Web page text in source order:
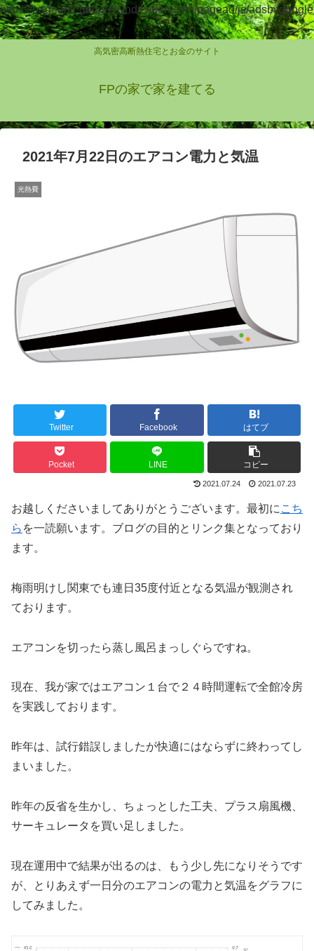
https://pagead2.googlesyndication.com/pagead/js/adsbygoogle
.js
高気密高断熱住宅とお金のサイト
FPの家で家を建てる
2021年7月22日のエアコン電力と気温
光熱費
Twitter Facebook はてブ
Pocket LINE コピー
2021.07.24 2021.07.23
お越しくださいましてありがとうございます。最初に こち
ら を一読願います。ブログの目的とリンク集となっており
ます。
梅雨明けし関東でも連日35度付近となる気温が観測され
ております。
エアコンを切ったら蒸し風呂まっしぐらですね。
現在、我が家ではエアコン１台で２４時間運転で全館冷房
を実践しております。
昨年は、試行錯誤しましたが快適にはならずに終わってし
まいました。
昨年の反省を生かし、ちょっとした工夫、プラス扇風機、
サーキュレータを買い足しました。
現在運用中で結果が出るのは、もう少し先になりそうです
が、とりあえず一日分のエアコンの電力と気温をグラフに
してみました。